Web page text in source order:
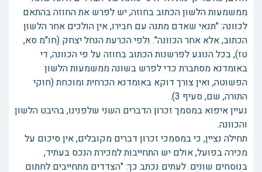
ממשמעות הלשון הכתוב בחוזה, יש לפרש את החוזה בהתאם
לכוונה: "תנאי שאדם מתנה עם חבירו, אין הולכים אחר הלשון
הכתוב, אלא אחר הכוונה". ולפי הכרעת הנחל יצחק (חו"מ סא,
טז), בכל הנוגע לפרשנות הכתוב בחוזה על פי הכוונה, די
באומדנא מסתברת כדי לפרש בשונה ממשמעות הלשון
הפשוטה, ואין צורך דוקא באומדנא הכרחית ומוכחת (חוקי
התורה, שם, סעיף 3).
נעיין איפוא במסמך זכרון הדברים השני שלפנינו, בהיבט הלשון
והכוונה.
תחילה נציין, כי במסמכי זכרון דברים מקובלים, אין סיכום על
מכירה בפועל, אולם יש התחייבות למכירת הנכס בעתיד,
בנוסחים שונים. לעתים נכתב כך: "הצדדים מתחייבים לחתום